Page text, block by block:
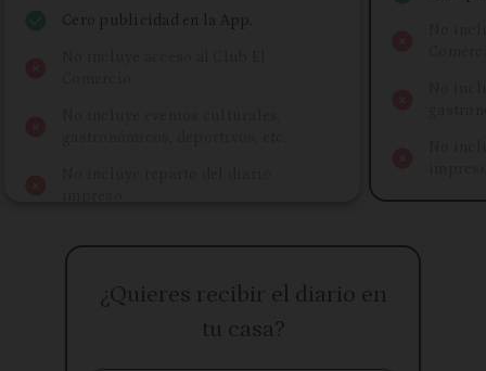
¿Quieres recibir el diario en
tu casa?